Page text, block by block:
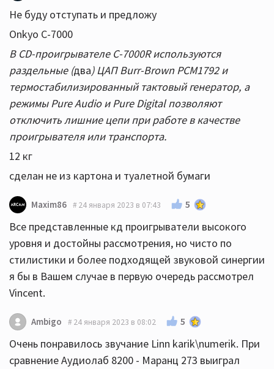
Не буду отступать и предложу
Onkyo C-7000
В CD-проигрывателе C-7000R используются
раздельные (два) ЦАП Burr-Brown РСМ1792 и
термостабилизированный тактовый генератор, а
режимы Pure Audio и Pure Digital позволяют
отключить лишние цепи при работе в качестве
проигрывателя или транспорта.
12 кг
сделан не из картона и туалетной бумаги
Maxim86 24 января 2023 в 07:43 5
Все представленные кд проигрыватели высокого
уровня и достойны рассмотрения, но чисто по
стилистики и более подходящей звуковой синергии
я бы в Вашем случае в первую очередь рассмотрел
Vincent.
Ambigo 24 января 2023 в 08:02 5
Очень понравилось звучание Linn karik\numerik. При
сравнение Аудиолаб 8200 - Маранц 273 выиграл